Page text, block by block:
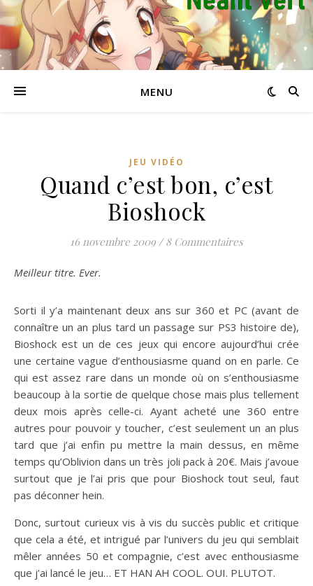
MENU
JEU VIDÉO
Quand c’est bon, c’est
Bioshock
16 novembre 2009 / 8 Commentaires
Meilleur titre. Ever.
Sorti il y’a maintenant deux ans sur 360 et PC (avant de
connaître un an plus tard un passage sur PS3 histoire de),
Bioshock est un de ces jeux qui encore aujourd’hui crée
une certaine vague d’enthousiasme quand on en parle. Ce
qui est assez rare dans un monde où on s’enthousiasme
beaucoup à la sortie de quelque chose mais plus tellement
deux mois après celle-ci. Ayant acheté une 360 entre
autres pour pouvoir y toucher, c’est seulement un an plus
tard que j’ai enfin pu mettre la main dessus, en même
temps qu’Oblivion dans un très joli pack à 20€. Mais j’avoue
surtout que je l’ai pris que pour Bioshock tout seul, faut
pas déconner hein.
Donc, surtout curieux vis à vis du succès public et critique
que cela a été, et intrigué par l’univers du jeu qui semblait
mêler années 50 et compagnie, c’est avec enthousiasme
que j’ai lancé le jeu… ET HAN AH COOL. OUI. PLUTOT.